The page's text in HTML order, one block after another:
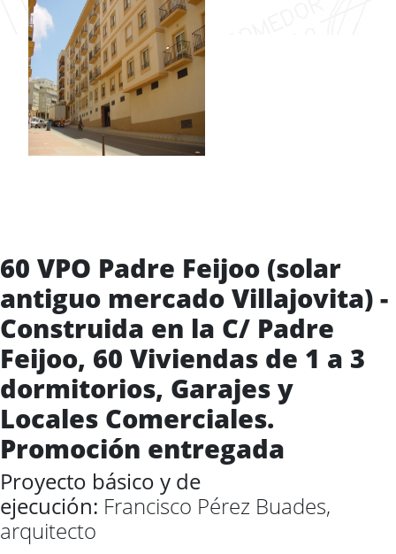
60 VPO Padre Feijoo (solar
antiguo mercado Villajovita) -
Construida en la C/ Padre
Feijoo, 60 Viviendas de 1 a 3
dormitorios, Garajes y
Locales Comerciales.
Promoción entregada
Proyecto básico y de
ejecución: Francisco Pérez Buades,
arquitecto